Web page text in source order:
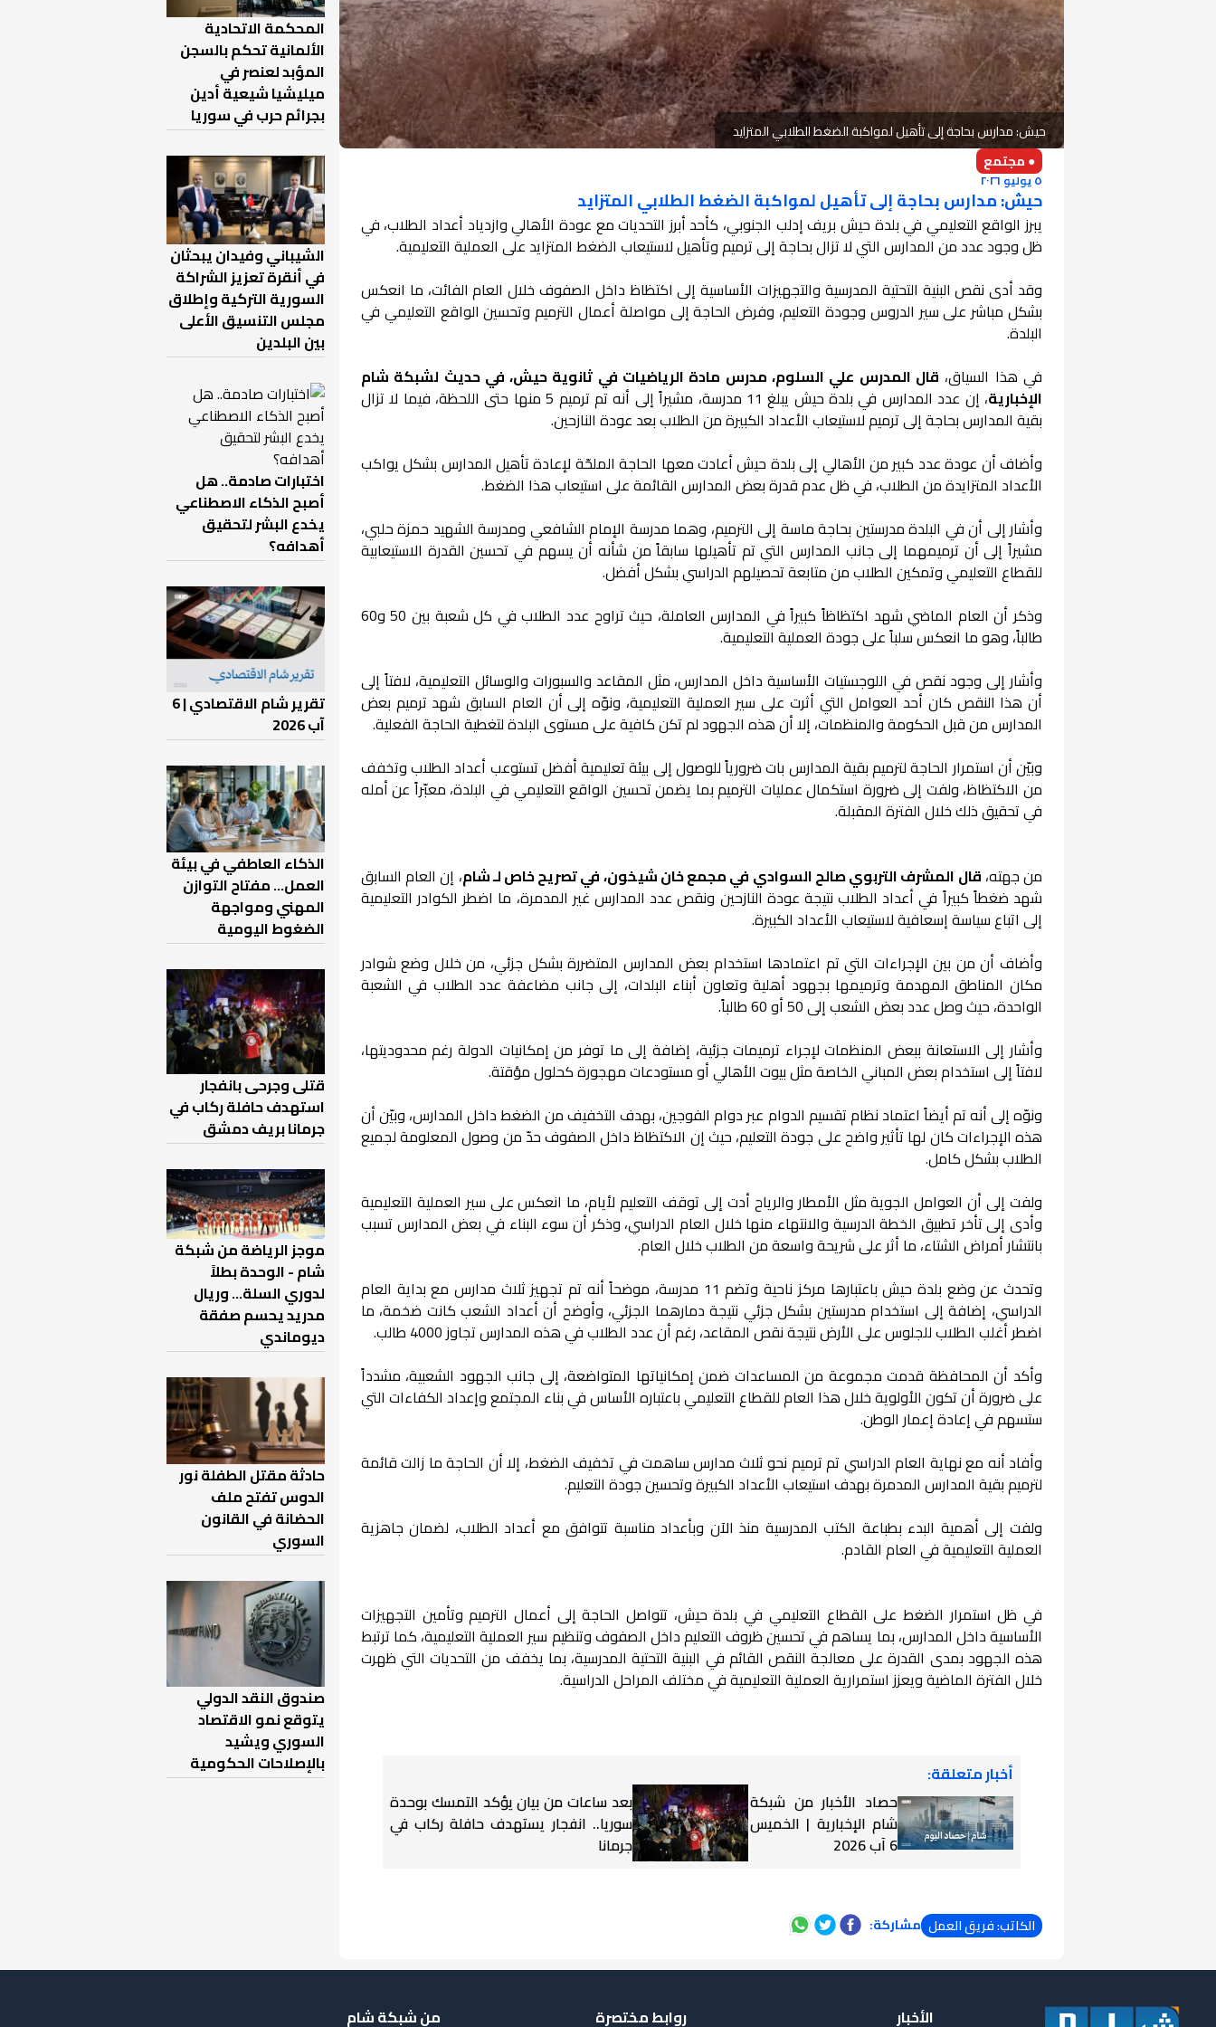
حيش: مدارس بحاجة إلى تأهيل لمواكبة الضغط الطلابي المتزايد
● مجتمع
٥ يوليو ٢٠٢٦
حيش: مدارس بحاجة إلى تأهيل لمواكبة الضغط الطلابي المتزايد
يبرز الواقع التعليمي في بلدة حيش بريف إدلب الجنوبي، كأحد أبرز التحديات مع عودة الأهالي وازدياد أعداد الطلاب، في
ظل وجود عدد من المدارس التي لا تزال بحاجة إلى ترميم وتأهيل لاستيعاب الضغط المتزايد على العملية التعليمية.
وقد أدى نقص البنية التحتية المدرسية والتجهيزات الأساسية إلى اكتظاظ داخل الصفوف خلال العام الفائت، ما انعكس
بشكل مباشر على سير الدروس وجودة التعليم، وفرض الحاجة إلى مواصلة أعمال الترميم وتحسين الواقع التعليمي في
البلدة.
في هذا السياق، قال المدرس علي السلوم، مدرس مادة الرياضيات في ثانوية حيش، في حديث لشبكة شام
الإخبارية
، إن عدد المدارس في بلدة حيش يبلغ 11 مدرسة، مشيراً إلى أنه تم ترميم 5 منها حتى اللحظة، فيما لا تزال
بقية المدارس بحاجة إلى ترميم لاستيعاب الأعداد الكبيرة من الطلاب بعد عودة النازحين.
وأضاف أن عودة عدد كبير من الأهالي إلى بلدة حيش أعادت معها الحاجة الملحّة لإعادة تأهيل المدارس بشكل يواكب
الأعداد المتزايدة من الطلاب، في ظل عدم قدرة بعض المدارس القائمة على استيعاب هذا الضغط.
وأشار إلى أن في البلدة مدرستين بحاجة ماسة إلى الترميم، وهما مدرسة الإمام الشافعي ومدرسة الشهيد حمزة حلبي،
مشيراً إلى أن ترميمهما إلى جانب المدارس التي تم تأهيلها سابقاً من شأنه أن يسهم في تحسين القدرة الاستيعابية
للقطاع التعليمي وتمكين الطلاب من متابعة تحصيلهم الدراسي بشكل أفضل.
وذكر أن العام الماضي شهد اكتظاظاً كبيراً في المدارس العاملة، حيث تراوح عدد الطلاب في كل شعبة بين 50 و60
طالباً، وهو ما انعكس سلباً على جودة العملية التعليمية.
وأشار إلى وجود نقص في اللوجستيات الأساسية داخل المدارس، مثل المقاعد والسبورات والوسائل التعليمية، لافتاً إلى
أن هذا النقص كان أحد العوامل التي أثرت على سير العملية التعليمية، ونوّه إلى أن العام السابق شهد ترميم بعض
المدارس من قبل الحكومة والمنظمات، إلا أن هذه الجهود لم تكن كافية على مستوى البلدة لتغطية الحاجة الفعلية.
وبيّن أن استمرار الحاجة لترميم بقية المدارس بات ضرورياً للوصول إلى بيئة تعليمية أفضل تستوعب أعداد الطلاب وتخفف
من الاكتظاظ، ولفت إلى ضرورة استكمال عمليات الترميم بما يضمن تحسين الواقع التعليمي في البلدة، معبّراً عن أمله
في تحقيق ذلك خلال الفترة المقبلة.
من جهته، قال المشرف التربوي صالح السوادي في مجمع خان شيخون، في تصريح خاص لـ شام، إن العام السابق
شهد ضغطاً كبيراً في أعداد الطلاب نتيجة عودة النازحين ونقص عدد المدارس غير المدمرة، ما اضطر الكوادر التعليمية
إلى اتباع سياسة إسعافية لاستيعاب الأعداد الكبيرة.
وأضاف أن من بين الإجراءات التي تم اعتمادها استخدام بعض المدارس المتضررة بشكل جزئي، من خلال وضع شوادر
مكان المناطق المهدمة وترميمها بجهود أهلية وتعاون أبناء البلدات، إلى جانب مضاعفة عدد الطلاب في الشعبة
الواحدة، حيث وصل عدد بعض الشعب إلى 50 أو 60 طالباً.
وأشار إلى الاستعانة ببعض المنظمات لإجراء ترميمات جزئية، إضافة إلى ما توفر من إمكانيات الدولة رغم محدوديتها،
لافتاً إلى استخدام بعض المباني الخاصة مثل بيوت الأهالي أو مستودعات مهجورة كحلول مؤقتة.
ونوّه إلى أنه تم أيضاً اعتماد نظام تقسيم الدوام عبر دوام الفوجين، بهدف التخفيف من الضغط داخل المدارس، وبيّن أن
هذه الإجراءات كان لها تأثير واضح على جودة التعليم، حيث إن الاكتظاظ داخل الصفوف حدّ من وصول المعلومة لجميع
الطلاب بشكل كامل.
ولفت إلى أن العوامل الجوية مثل الأمطار والرياح أدت إلى توقف التعليم لأيام، ما انعكس على سير العملية التعليمية
وأدى إلى تأخر تطبيق الخطة الدرسية والانتهاء منها خلال العام الدراسي، وذكر أن سوء البناء في بعض المدارس تسبب
بانتشار أمراض الشتاء، ما أثر على شريحة واسعة من الطلاب خلال العام.
وتحدث عن وضع بلدة حيش باعتبارها مركز ناحية وتضم 11 مدرسة، موضحاً أنه تم تجهيز ثلاث مدارس مع بداية العام
الدراسي، إضافة إلى استخدام مدرستين بشكل جزئي نتيجة دمارهما الجزئي، وأوضح أن أعداد الشعب كانت ضخمة، ما
اضطر أغلب الطلاب للجلوس على الأرض نتيجة نقص المقاعد، رغم أن عدد الطلاب في هذه المدارس تجاوز 4000 طالب.
وأكد أن المحافظة قدمت مجموعة من المساعدات ضمن إمكانياتها المتواضعة، إلى جانب الجهود الشعبية، مشدداً
على ضرورة أن تكون الأولوية خلال هذا العام للقطاع التعليمي باعتباره الأساس في بناء المجتمع وإعداد الكفاءات التي
ستسهم في إعادة إعمار الوطن.
وأفاد أنه مع نهاية العام الدراسي تم ترميم نحو ثلاث مدارس ساهمت في تخفيف الضغط، إلا أن الحاجة ما زالت قائمة
لترميم بقية المدارس المدمرة بهدف استيعاب الأعداد الكبيرة وتحسين جودة التعليم.
ولفت إلى أهمية البدء بطباعة الكتب المدرسية منذ الآن وبأعداد مناسبة تتوافق مع أعداد الطلاب، لضمان جاهزية
العملية التعليمية في العام القادم.
في ظل استمرار الضغط على القطاع التعليمي في بلدة حيش، تتواصل الحاجة إلى أعمال الترميم وتأمين التجهيزات
الأساسية داخل المدارس، بما يساهم في تحسين ظروف التعليم داخل الصفوف وتنظيم سير العملية التعليمية، كما ترتبط
هذه الجهود بمدى القدرة على معالجة النقص القائم في البنية التحتية المدرسية، بما يخفف من التحديات التي ظهرت
خلال الفترة الماضية ويعزز استمرارية العملية التعليمية في مختلف المراحل الدراسية.
أخبار متعلقة:
حصاد الأخبار من شبكة
شام الإخبارية | الخميس
6 آب 2026
بعد ساعات من بيان يؤكد التمسك بوحدة
سوريا.. انفجار يستهدف حافلة ركاب في
جرمانا
الكاتب: فريق العمل مشاركة:
المحكمة الاتحادية
الألمانية تحكم بالسجن
المؤبد لعنصر في
ميليشيا شيعية أدين
بجرائم حرب في سوريا
الشيباني وفيدان يبحثان
في أنقرة تعزيز الشراكة
السورية التركية وإطلاق
مجلس التنسيق الأعلى
بين البلدين
اختبارات صادمة.. هل
أصبح الذكاء الاصطناعي
يخدع البشر لتحقيق
أهدافه؟
تقرير شام الاقتصادي | 6
آب 2026
الذكاء العاطفي في بيئة
العمل… مفتاح التوازن
المهني ومواجهة
الضغوط اليومية
قتلى وجرحى بانفجار
استهدف حافلة ركاب في
جرمانا بريف دمشق
موجز الرياضة من شبكة
شام - الوحدة بطلاً
لدوري السلة... وريال
مدريد يحسم صفقة
ديوماندي
حادثة مقتل الطفلة نور
الدوس تفتح ملف
الحضانة في القانون
السوري
صندوق النقد الدولي
يتوقع نمو الاقتصاد
السوري ويشيد
بالإصلاحات الحكومية
الأخبار روابط مختصرة من شبكة شام